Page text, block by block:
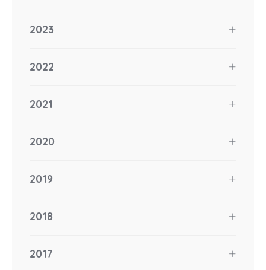
2023
2022
2021
2020
2019
2018
2017